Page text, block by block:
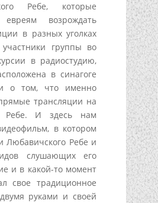
Ребе, которые
евреям возрождать
в разных уголках
группы во
в радиостудию,
в синагоге
о том, что именно
трансляции на
Ребе. И здесь нам
в котором
Любавичского Ребе и
слушающих его
и в какой-то момент
свое традиционное
руками и своей